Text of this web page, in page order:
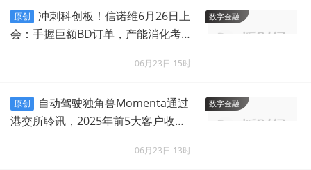
数字金融
原创
冲刺科创板！信诺维6月26日上
会：手握巨额BD订单，产能消化考问
06月23日 15时
数字金融
原创
自动驾驶独角兽Momenta通过
港交所聆讯，2025年前5大客户收入
06月23日 13时